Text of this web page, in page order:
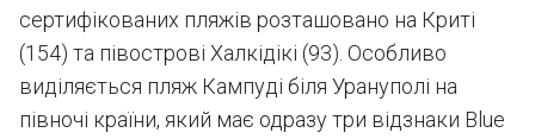
сертифікованих пляжів розташовано на Криті
(154) та півострові Халкідікі (93). Особливо
виділяється пляж Кампуді біля Урануполі на
півночі країни, який має одразу три відзнаки Blue